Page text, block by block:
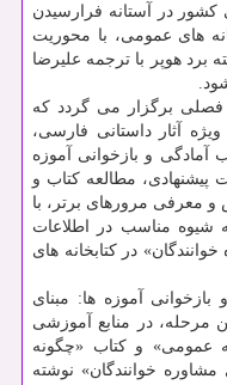
كشور در آستانه فرارسیدن
های عمومی، با محوریت
برد هوپر با ترجمه علیرضا
۱۳۹۹ به صورت فصلی برگزار می گردد كه
ویژه آثار داستانی فارسی،
آمادگی و بازخوانی آموزه
پیشنهادی، مطالعه كتاب و
معرفی مرورهای برتر، با
شیوه مناسب در اطلاعات
در كتابخانه های
آموزه ها: مبنای
مرحله، در منابع آموزشی
عمومی» و كتاب «چگونه
خوانندگان» نوشته